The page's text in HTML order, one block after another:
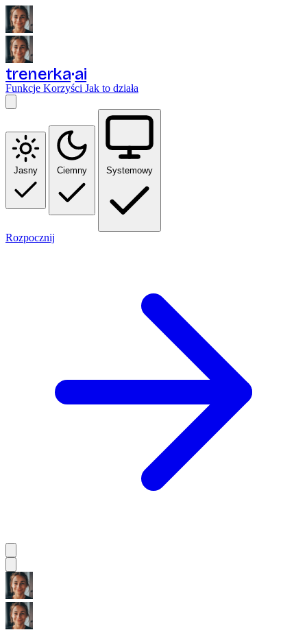
trenerka ai
Funkcje Korzyści Jak to działa
Jasny Ciemny Systemowy
Rozpocznij